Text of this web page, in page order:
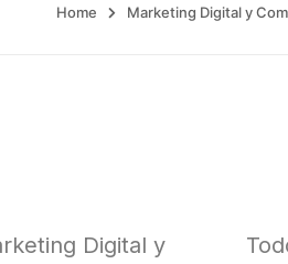
Home Marketing Digital y
Digital y